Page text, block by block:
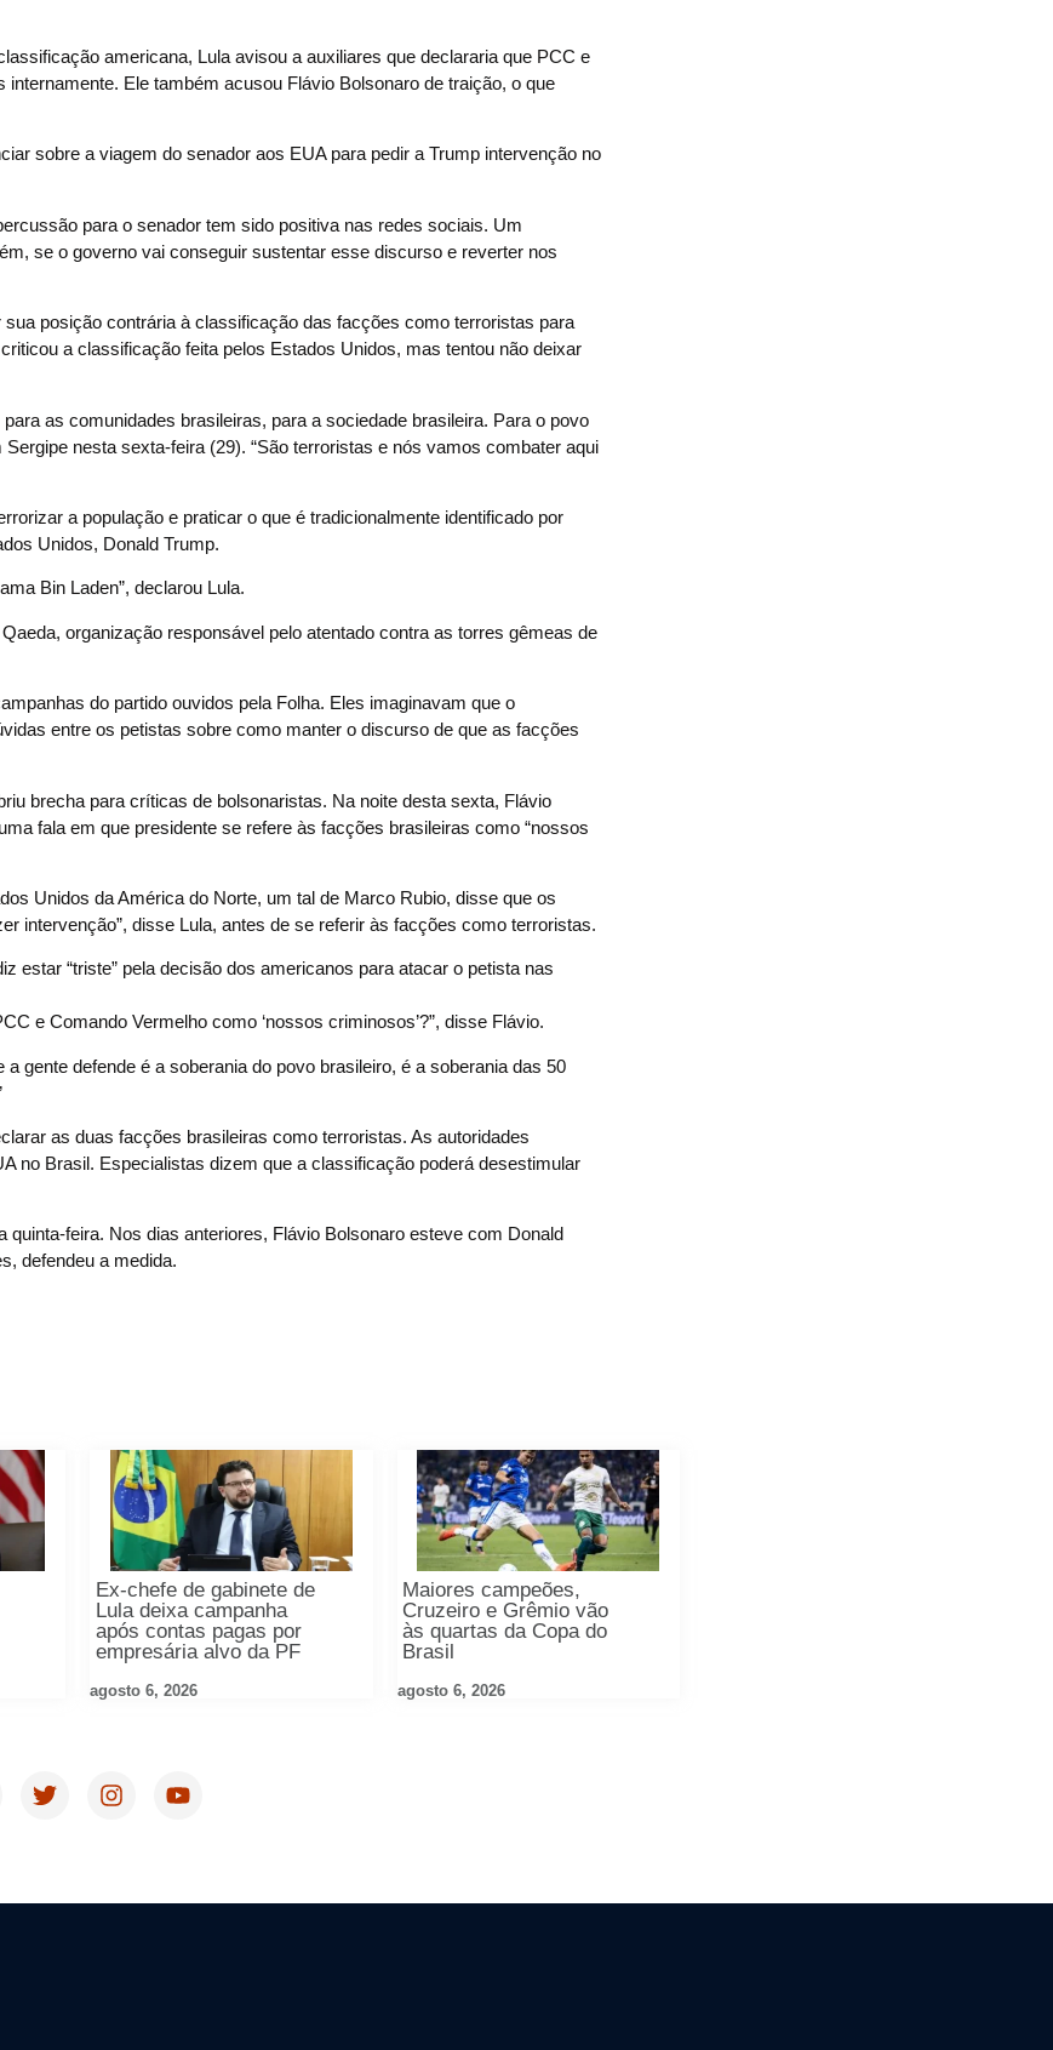
americana, Lula avisou a auxiliares que declararia que PCC e
Ele também acusou Flávio Bolsonaro de traição, o que
sobre a viagem do senador aos EUA para pedir a Trump intervenção no
para o senador tem sido positiva nas redes sociais. Um
se o governo vai conseguir sustentar esse discurso e reverter nos
posição contrária à classificação das facções como terroristas para
a classificação feita pelos Estados Unidos, mas tentou não deixar
as comunidades brasileiras, para a sociedade brasileira. Para o povo
nesta sexta-feira (29). “São terroristas e nós vamos combater aqui
a população e praticar o que é tradicionalmente identificado por
Unidos, Donald Trump.
Bin Laden”, declarou Lula.
organização responsável pelo atentado contra as torres gêmeas de
do partido ouvidos pela Folha. Eles imaginavam que o
entre os petistas sobre como manter o discurso de que as facções
brecha para críticas de bolsonaristas. Na noite desta sexta, Flávio
fala em que presidente se refere às facções brasileiras como “nossos
Unidos da América do Norte, um tal de Marco Rubio, disse que os
intervenção”, disse Lula, antes de se referir às facções como terroristas.
estar “triste” pela decisão dos americanos para atacar o petista nas
e Comando Vermelho como ‘nossos criminosos’?”, disse Flávio.
gente defende é a soberania do povo brasileiro, é a soberania das 50
as duas facções brasileiras como terroristas. As autoridades
no Brasil. Especialistas dizem que a classificação poderá desestimular
feira. Nos dias anteriores, Flávio Bolsonaro esteve com Donald
defendeu a medida.
Ex-chefe de gabinete de
Lula deixa campanha
após contas pagas por
empresária alvo da PF
agosto 6, 2026
Maiores campeões,
Cruzeiro e Grêmio vão
às quartas da Copa do
Brasil
agosto 6, 2026